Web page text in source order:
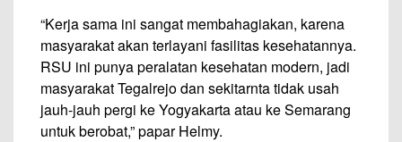
“Kerja sama ini sangat membahagiakan, karena
masyarakat akan terlayani fasilitas kesehatannya.
RSU ini punya peralatan kesehatan modern, jadi
masyarakat Tegalrejo dan sekitarnta tidak usah
jauh-jauh pergi ke Yogyakarta atau ke Semarang
untuk berobat,” papar Helmy.